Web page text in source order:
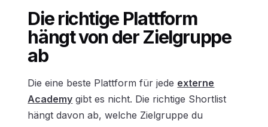
Die richtige Plattform
hängt von der Zielgruppe
ab
Die eine beste Plattform für jede externe
Academy gibt es nicht. Die richtige Shortlist
hängt davon ab, welche Zielgruppe du